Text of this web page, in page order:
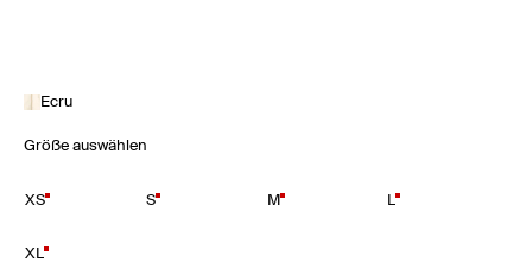
Ecru
Größe auswählen
XS S M L
XL